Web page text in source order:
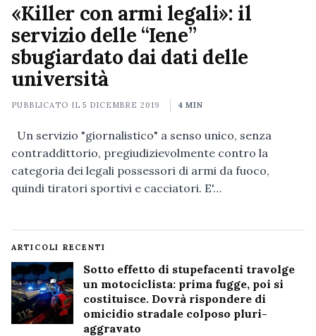
«Killer con armi legali»: il
servizio delle “Iene”
sbugiardato dai dati delle
università
PUBBLICATO IL5 DICEMBRE 2019 4 MIN
Un servizio "giornalistico" a senso unico, senza
contraddittorio, pregiudizievolmente contro la
categoria dei legali possessori di armi da fuoco,
quindi tiratori sportivi e cacciatori. E'…
ARTICOLI RECENTI
Sotto effetto di stupefacenti travolge
un motociclista: prima fugge, poi si
costituisce. Dovrà rispondere di
omicidio stradale colposo pluri-
aggravato